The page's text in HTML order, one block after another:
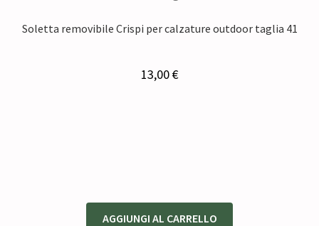
Soletta removibile Crispi per calzature outdoor taglia 41
13,00€
AGGIUNGI AL CARRELLO